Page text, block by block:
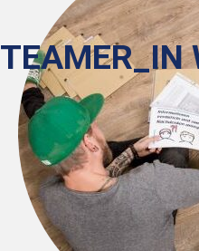
TEAMER_IN